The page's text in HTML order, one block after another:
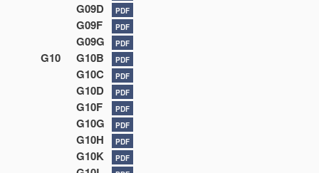
G09D PDF
G09F PDF
G09G PDF
G10 G10B PDF
G10C PDF
G10D PDF
G10F PDF
G10G PDF
G10H PDF
G10K PDF